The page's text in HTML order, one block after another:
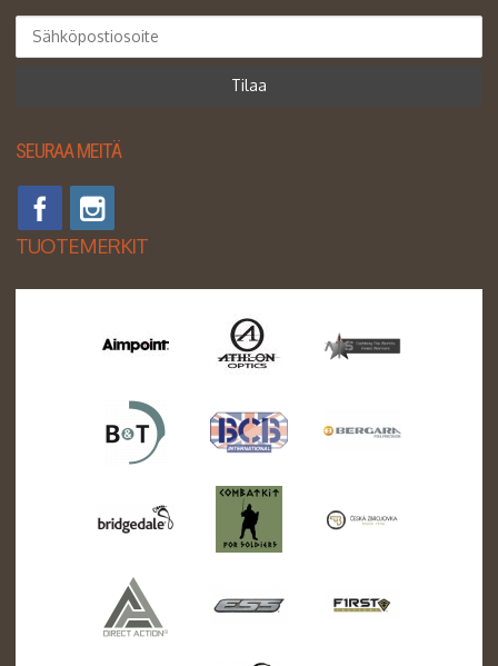
Tilaa
SEURAA MEITÄ
TUOTEMERKIT